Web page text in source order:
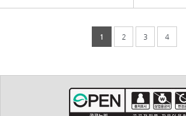
1 2 3 4